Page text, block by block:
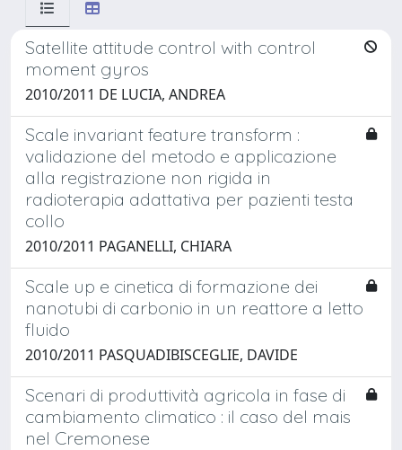
Satellite attitude control with control
moment gyros
2010/2011 DE LUCIA, ANDREA
Scale invariant feature transform :
validazione del metodo e applicazione
alla registrazione non rigida in
radioterapia adattativa per pazienti testa
collo
2010/2011 PAGANELLI, CHIARA
Scale up e cinetica di formazione dei
nanotubi di carbonio in un reattore a letto
fluido
2010/2011 PASQUADIBISCEGLIE, DAVIDE
Scenari di produttività agricola in fase di
cambiamento climatico : il caso del mais
nel Cremonese